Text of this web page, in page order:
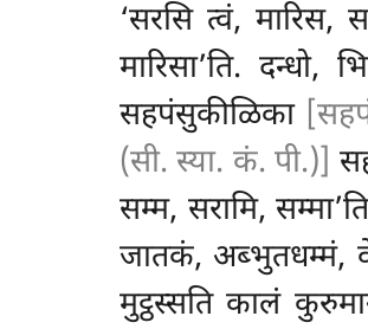
‘सरसि त्वं, मारिस,
मारिसा’ति.
सहपंसुकीळिका
(सी. स्या. कं. पी.)]
सम्म, सरामि,
जातकं, अब्भुतधम्मं,
मुट्ठस्सति कालं